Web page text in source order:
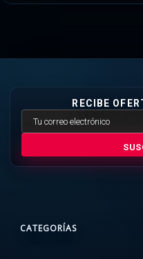
RECIBE
CATEGORÍAS